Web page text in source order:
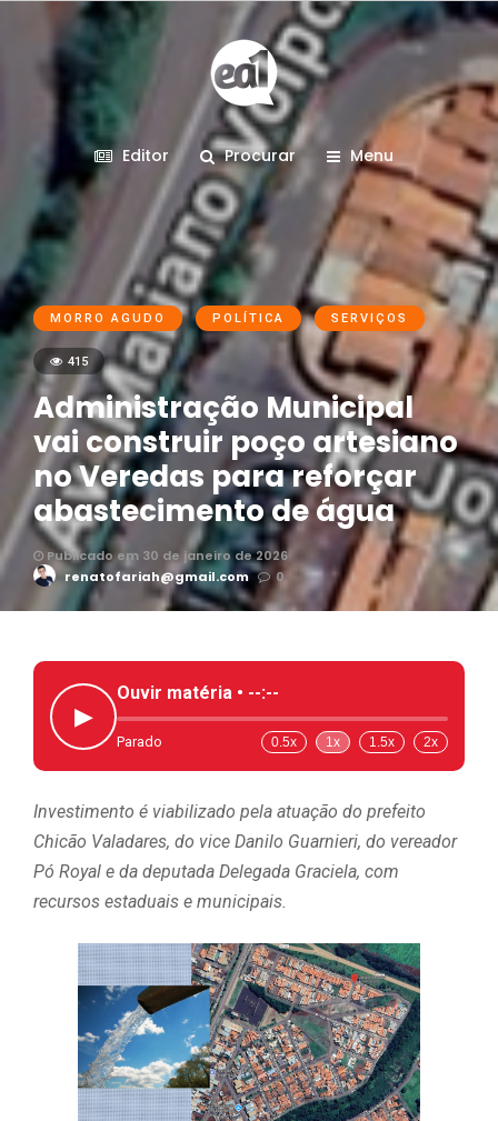
Editor Procurar Menu
MORRO AGUDO POLÍTICA SERVIÇOS
415
Administração Municipal
vai construir poço artesiano
no Veredas para reforçar
abastecimento de água
Publicado em 30 de janeiro de 2026
renatofariah@gmail.com
0
▶
Ouvir matéria • --:--
Parado 0.5x 1x 1.5x 2x
Investimento é viabilizado pela atuação do prefeito
Chicão Valadares, do vice Danilo Guarnieri, do vereador
Pó Royal e da deputada Delegada Graciela, com
recursos estaduais e municipais.